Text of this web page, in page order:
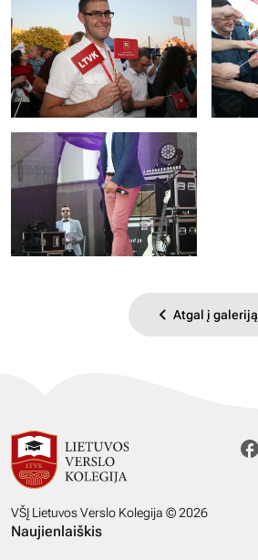
Atgal į galeriją
VŠĮ Lietuvos Verslo Kolegija © 2026
Naujienlaiškis